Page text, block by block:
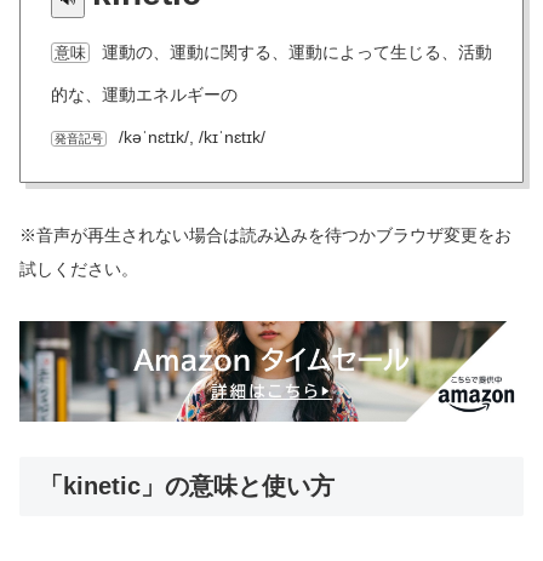
意味 運動の、運動に関する、運動によって生じる、活動
的な、運動エネルギーの
発音記号 /kəˈnɛtɪk/, /kɪˈnɛtɪk/
※音声が再生されない場合は読み込みを待つかブラウザ変更をお
試しください。
「kinetic」の意味と使い方